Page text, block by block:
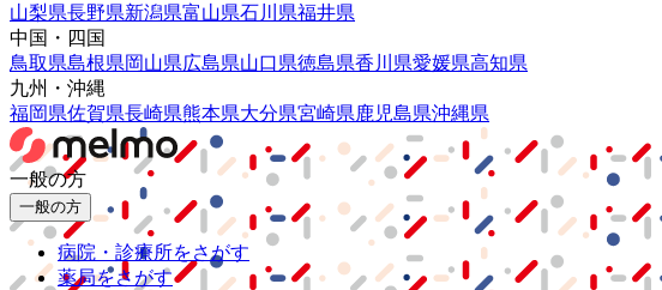
山梨県長野県新潟県富山県石川県福井県
中国・四国
鳥取県島根県岡山県広島県山口県徳島県香川県愛媛県高知県
九州・沖縄
福岡県佐賀県長崎県熊本県大分県宮崎県鹿児島県沖縄県
一般の方
一般の方
病院・診療所をさがす
薬局をさがす